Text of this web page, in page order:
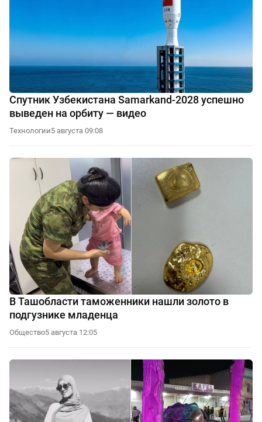
Спутник Узбекистана Samarkand-2028 успешно
выведен на орбиту — видео
Технологии5 августа 09:08
В Ташобласти таможенники нашли золото в
подгузнике младенца
Общество5 августа 12:05